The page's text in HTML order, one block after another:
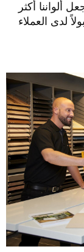
ألواننا أكثر